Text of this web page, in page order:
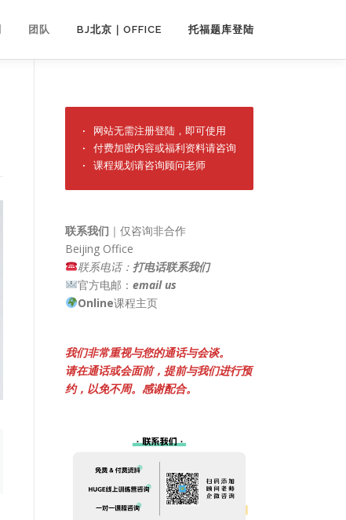
团队 BJ北京｜OFFICE 托福题库登陆
· 网站无需注册登陆，即可使用
· 付费加密内容或福利资料请咨询
· 课程规划请咨询顾问老师
联系我们 ｜仅咨询非合作
Beijing Office
联系电话： 打电话联系我们
官方电邮： email us
Online课程主页
我们非常重视与您的通话与会谈。
请在通话或会面前，提前与我们进行预
约，以免不周。感谢配合。